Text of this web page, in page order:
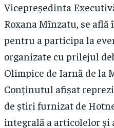
Vicepreședinta
Roxana Mînzatu, se
pentru a participa la
organizate cu prilejul
Olimpice de Iarnă de la
Conținutul afișat
de știri furnizat de
integrală a articolelor și